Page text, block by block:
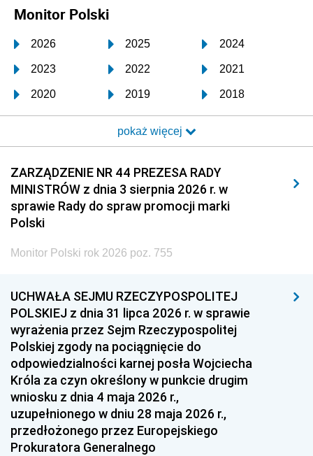
Monitor Polski
2026 2025 2024
2023 2022 2021
2020 2019 2018
2017 2016 2015
2014 2013 2012
2011 2010 2009
2008 2007 2006
2005
1996 1995 1994
1993 1992 1991
1990 1989
1987 1986 1985
1984 1983
1981 1980 1979
1978 1977
pokaż więcej
ZARZĄDZENIE NR 44 PREZESA RADY
MINISTRÓW z dnia 3 sierpnia 2026 r. w
sprawie Rady do spraw promocji marki
Polski
Monitor Polski rok 2026 poz. 755
UCHWAŁA SEJMU RZECZYPOSPOLITEJ
POLSKIEJ z dnia 31 lipca 2026 r. w sprawie
wyrażenia przez Sejm Rzeczypospolitej
Polskiej zgody na pociągnięcie do
odpowiedzialności karnej posła Wojciecha
Króla za czyn określony w punkcie drugim
wniosku z dnia 4 maja 2026 r.,
uzupełnionego w dniu 28 maja 2026 r.,
przedłożonego przez Europejskiego
Prokuratora Generalnego